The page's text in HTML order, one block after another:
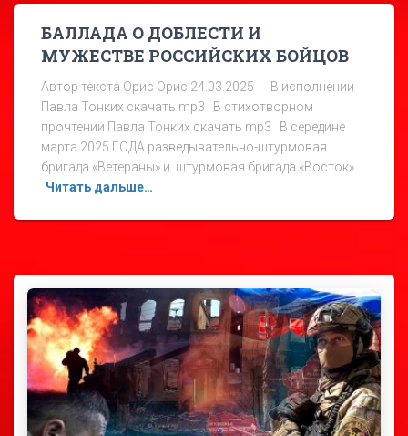
БАЛЛАДА О ДОБЛЕСТИ И
МУЖЕСТВЕ РОССИЙСКИХ БОЙЦОВ
Автор текста Орис Орис 24.03.2025 В исполнении
Павла Тонких скачать mp3 В стихотворном
прочтении Павла Тонких скачать mp3 В середине
марта 2025 ГОДА разведывательно-штурмовая
бригада «Ветераны» и штурмовая бригада «Восток»
Читать дальше…